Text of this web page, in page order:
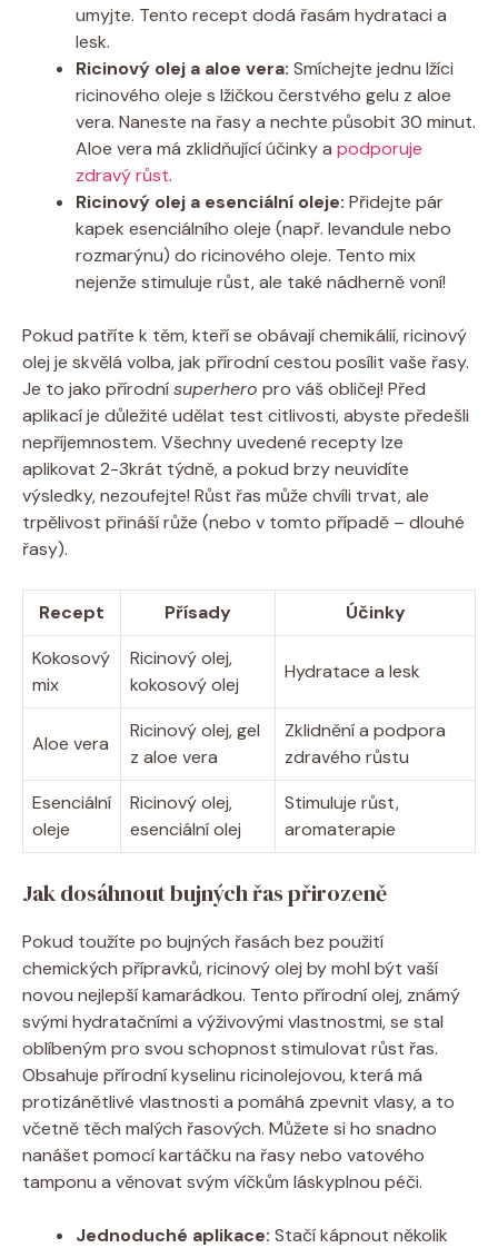
umyjte. Tento recept dodá řasám hydrataci a
lesk.
Ricinový olej a aloe vera: Smíchejte jednu lžíci
ricinového oleje s lžičkou čerstvého gelu z aloe
vera. Naneste na řasy a nechte působit 30 minut.
Aloe vera má zklidňující účinky a podporuje
zdravý růst.
Ricinový olej a esenciální oleje: Přidejte pár
kapek esenciálního oleje (např. levandule nebo
rozmarýnu) do ricinového oleje. Tento mix
nejenže stimuluje růst, ale také nádherně voní!
Pokud patříte k těm, kteří se obávají chemikálií, ricinový
olej je skvělá volba, jak přírodní cestou posílit vaše řasy.
Je to jako přírodnísuperhero pro váš obličej! Před
aplikací je důležité udělat test citlivosti, abyste předešli
nepříjemnostem. Všechny uvedené recepty lze
aplikovat 2-3krát týdně, a pokud brzy neuvidíte
výsledky, nezoufejte! Růst řas může chvíli trvat, ale
trpělivost přináší růže (nebo v tomto případě – dlouhé
řasy).
Recept Přísady
Účinky
Kokosový
mix
Ricinový olej,
kokosový olej
Hydratace a lesk
Aloe vera
Ricinový olej, gel
z aloe vera
Zklidnění a podpora
zdravého růstu
Esenciální
oleje
Ricinový olej,
esenciální olej
Stimuluje růst,
aromaterapie
Jak dosáhnout bujných řas přirozeně
Pokud toužíte po bujných řasách bez použití
chemických přípravků, ricinový olej by mohl být vaší
novou nejlepší kamarádkou. Tento přírodní olej, známý
svými hydratačními a výživovými vlastnostmi, se stal
oblíbeným pro svou schopnost stimulovat růst řas.
Obsahuje přírodní kyselinu ricinolejovou, která má
protizánětlivé vlastnosti a pomáhá zpevnit vlasy, a to
včetně těch malých řasových. Můžete si ho snadno
nanášet pomocí kartáčku na řasy nebo vatového
tamponu a věnovat svým víčkům láskyplnou péči.
Jednoduché aplikace: Stačí kápnout několik